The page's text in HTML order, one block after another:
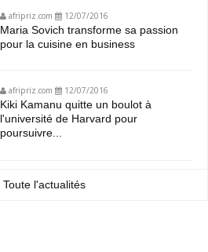
afripriz.com 12/07/2016
Maria Sovich transforme sa passion
pour la cuisine en business
afripriz.com 12/07/2016
Kiki Kamanu quitte un boulot à
l'université de Harvard pour
poursuivre...
Toute l'actualités